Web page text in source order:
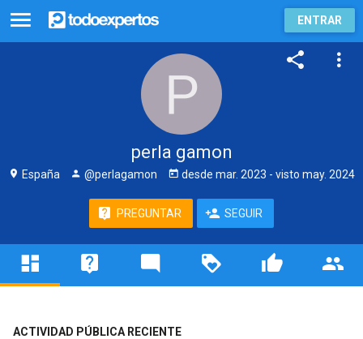
ENTRAR
perla gamon
España @perlagamon desde mar. 2023 - visto may. 2024
PREGUNTAR SEGUIR
ACTIVIDAD PÚBLICA RECIENTE